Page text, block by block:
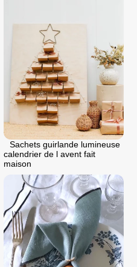
Sachets guirlande lumineuse
calendrier de l avent fait
maison